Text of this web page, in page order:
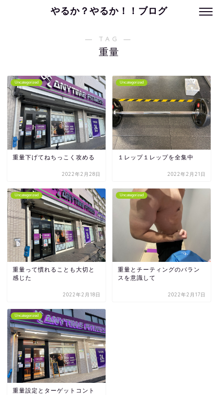
やるか？やるか！！ブログ
― TAG ―
重量
Uncategorized
重量下げてねちっこく攻める
2022年2月28日
Uncategorized
１レップ１レップを全集中
2022年2月21日
Uncategorized
重量って慣れることも大切と
感じた
2022年2月18日
Uncategorized
重量とチーティングのバラン
スを意識して
2022年2月17日
Uncategorized
重量設定とターゲットコント